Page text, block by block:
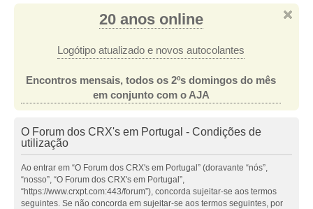
20 anos online
Logótipo atualizado e novos autocolantes
Encontros mensais, todos os 2ºs domingos do mês
em conjunto com o AJA
O Forum dos CRX's em Portugal - Condições de
utilização
Ao entrar em “O Forum dos CRX's em Portugal” (doravante “nós”,
“nosso”, “O Forum dos CRX's em Portugal”,
“https://www.crxpt.com:443/forum”), concorda sujeitar-se aos termos
seguintes. Se não concorda em sujeitar-se aos termos seguintes, por